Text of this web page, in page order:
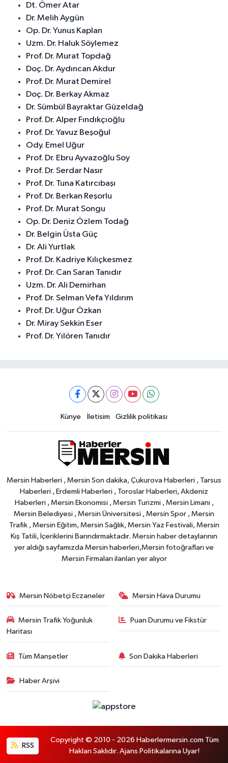
Dt. Ömer Atar
Dr. Melih Aygün
Op. Dr. Yunus Kaplan
Uzm. Dr. Haluk Söylemez
Prof. Dr. Murat Topdağ
Doç. Dr. Aydıncan Akdur
Prof. Dr. Murat Demirel
Doç. Dr. Berkay Akmaz
Dr. Sümbül Bayraktar Güzeldağ
Prof. Dr. Alper Fındıkçıoğlu
Prof. Dr. Yavuz Beşoğul
Ody. Emel Uğur
Prof. Dr. Ebru Ayvazoğlu Soy
Prof. Dr. Serdar Nasır
Prof. Dr. Tuna Katırcıbaşı
Prof. Dr. Berkan Reşorlu
Prof. Dr. Murat Songu
Op. Dr. Deniz Özlem Todağ
Dr. Belgin Üsta Güç
Dr. Ali Yurtlak
Prof. Dr. Kadriye Kılıçkesmez
Prof. Dr. Can Saran Tanıdır
Uzm. Dr. Ali Demirhan
Prof. Dr. Selman Vefa Yıldırım
Prof. Dr. Uğur Özkan
Dr. Miray Sekkin Eser
Prof. Dr. Yılören Tanıdır
Künye İletisim Gizlilik politikası
Mersin Haberleri , Mersin Son dakika, Çukurova Haberleri , Tarsus
Haberleri , Erdemli Haberleri , Toroslar Haberleri, Akdeniz
Haberleri , Mersin Ekonomisi , Mersin Turizmi , Mersin Limanı ,
Mersin Belediyesi , Mersin Üniversitesi , Mersin Spor , Mersin
Trafik , Mersin Eğitim, Mersin Sağlık, Mersin Yaz Festivali, Mersin
Kış Tatili, İçeriklerini Barındırmaktadır. Mersin haber detaylarının
yer aldığı sayfamızda Mersin haberleri,Mersin fotoğrafları ve
Mersin Firmaları ilanları yer alıyor
Mersin Nöbetçi Eczaneler Mersin Hava Durumu
Mersin Trafik Yoğunluk
Haritası
Puan Durumu ve Fikstür
Tüm Manşetler Son Dakika Haberleri
Haber Arşivi
RSS
Copyright © 2010 - 2026 Haberlermersin.com Tüm
Hakları Saklıdır. Ajans Politikalarına Uyar!